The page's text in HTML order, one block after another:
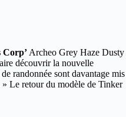
Corp’ Archeo Grey Haze Dusty
découvrir la nouvelle
randonnée sont davantage mis
» Le retour du modèle de Tinker